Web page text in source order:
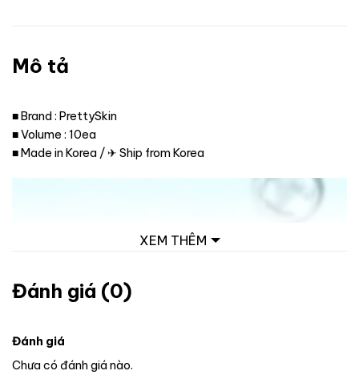
Mô tả
■ Brand : PrettySkin
■ Volume : 10ea
■ Made in Korea / ✈ Ship from Korea
XEM THÊM
Đánh giá (0)
Đánh giá
Chưa có đánh giá nào.